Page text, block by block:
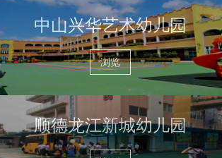
中山兴华艺术幼儿园
浏览
顺德龙江新城幼儿园